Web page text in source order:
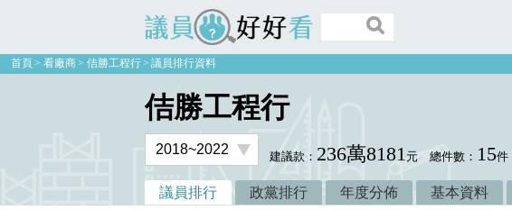
議員好好看
首頁 看廠商 佶勝工程行 議員排行資料
佶勝工程行
建議款： 236萬8181元 總件數： 15件
議員排行 政黨排行 年度分佈 基本資料